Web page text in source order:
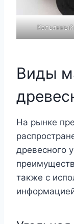
Кальянный
Виды
На рынке
древесного
также с